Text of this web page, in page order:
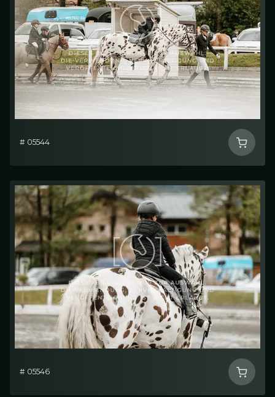
# 05544
# 05546